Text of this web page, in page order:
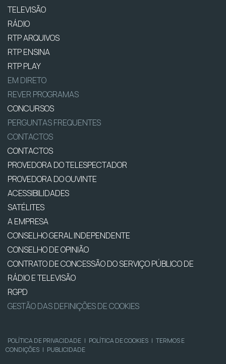
TELEVISÃO
RÁDIO
RTP ARQUIVOS
RTP ENSINA
RTP PLAY
EM DIRETO
REVER PROGRAMAS
CONCURSOS
PERGUNTAS FREQUENTES
CONTACTOS
CONTACTOS
PROVEDORA DO TELESPECTADOR
PROVEDORA DO OUVINTE
ACESSIBILIDADES
SATÉLITES
A EMPRESA
CONSELHO GERAL INDEPENDENTE
CONSELHO DE OPINIÃO
CONTRATO DE CONCESSÃO DO SERVIÇO PÚBLICO DE
RÁDIO E TELEVISÃO
RGPD
GESTÃO DAS DEFINIÇÕES DE COOKIES
POLÍTICA DE PRIVACIDADE | POLÍTICA DE COOKIES | TERMOS E
CONDIÇÕES | PUBLICIDADE